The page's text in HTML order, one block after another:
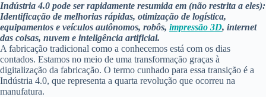
Indústria 4.0 pode ser rapidamente resumida em (não restrita a eles):
Identificação de melhorias rápidas, otimização de logística,
equipamentos e veículos autônomos, robôs, impressão 3D, internet
das coisas, nuvem e inteligência artificial.
A fabricação tradicional como a conhecemos está com os dias
contados. Estamos no meio de uma transformação graças à
digitalização da fabricação. O termo cunhado para essa transição é a
Indústria 4.0, que representa a quarta revolução que ocorreu na
manufatura.